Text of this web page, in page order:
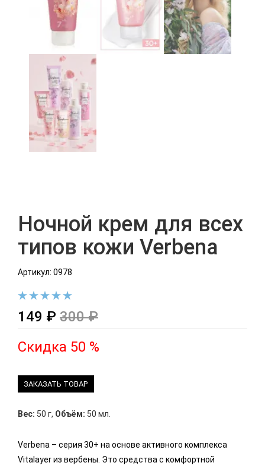
Ночной крем для всех
типов кожи Verbena
Артикул: 0978
149 ₽ 300 ₽
Скидка 50 %
ЗАКАЗАТЬ ТОВАР
Вес: 50 г, Объём: 50 мл.
Verbena – серия 30+ на основе активного комплекса
Vitalayer из вербены. Это средства с комфортной